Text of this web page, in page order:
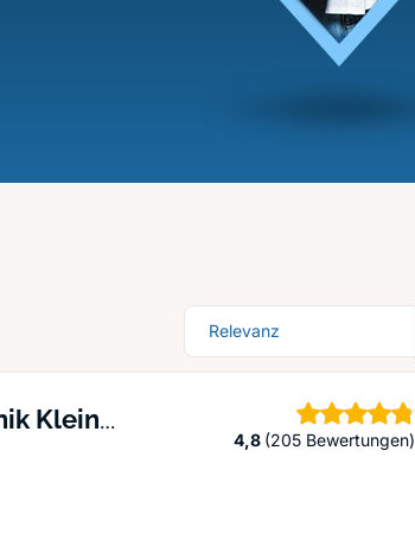
Sortierung
Klein
4,8 Sterne
(205 Bewertungen)